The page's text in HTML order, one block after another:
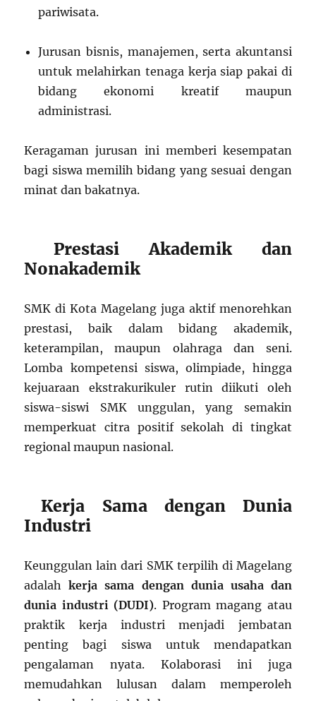
pariwisata.
Jurusan bisnis, manajemen, serta akuntansi
untuk melahirkan tenaga kerja siap pakai di
bidang ekonomi kreatif maupun
administrasi.
Keragaman jurusan ini memberi kesempatan
bagi siswa memilih bidang yang sesuai dengan
minat dan bakatnya.
Prestasi Akademik dan
Nonakademik
SMK di Kota Magelang juga aktif menorehkan
prestasi, baik dalam bidang akademik,
keterampilan, maupun olahraga dan seni.
Lomba kompetensi siswa, olimpiade, hingga
kejuaraan ekstrakurikuler rutin diikuti oleh
siswa-siswi SMK unggulan, yang semakin
memperkuat citra positif sekolah di tingkat
regional maupun nasional.
Kerja Sama dengan Dunia
Industri
Keunggulan lain dari SMK terpilih di Magelang
adalahkerja sama dengan dunia usaha dan
dunia industri (DUDI). Program magang atau
praktik kerja industri menjadi jembatan
penting bagi siswa untuk mendapatkan
pengalaman nyata. Kolaborasi ini juga
memudahkan lulusan dalam memperoleh